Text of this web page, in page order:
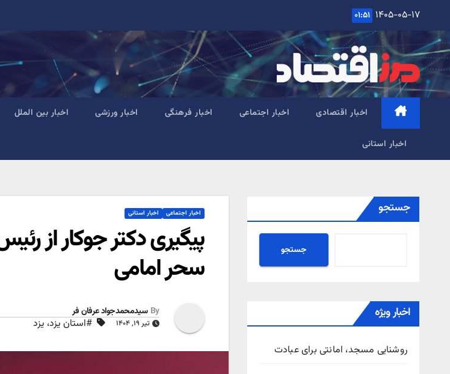
content
۱۴۰۵-۰۵-۱۷ ۰۱:۵۱
اخبار اقتصادی اخبار اجتماعی اخبار فرهنگی اخبار ورزشی اخبار بین الملل
اخبار استانی
جستجو
جستجو
اخبار ویژه
روشنایی مسجد، امانتی برای عبادت
اخبار اجتماعی اخبار استانی
پیگیری دکتر جوکار از
سحر امامی
By سیدمحمدجواد عرفان فر
تیر ۱۹, ۱۴۰۴ #استان یزد، یزد